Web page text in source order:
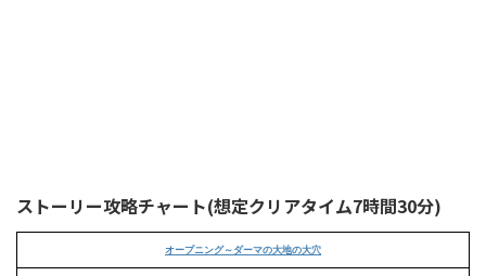
ストーリー攻略チャート(想定クリアタイム7時間30分)
オープニング～ダーマの大地の大穴